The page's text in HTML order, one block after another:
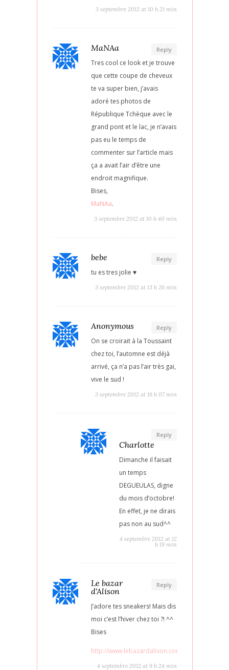
3 septembre 2012 at 10 h 21 min
Reply
MaNAa
Tres cool ce look et je trouve
que cette coupe de cheveux
te va super bien, j’avais
adoré tes photos de
République Tchèque avec le
grand pont et le lac, je n’avais
pas eu le temps de
commenter sur l’article mais
ça a avait l’air d’être une
endroit magnifique.
Bises,
MaNAa.
3 septembre 2012 at 10 h 40 min
Reply
bebe
tu es tres jolie ♥
3 septembre 2012 at 13 h 26 min
Reply
Anonymous
On se croirait à la Toussaint
chez toi, l’automne est déjà
arrivé, ça n’a pas l’air très gai,
vive le sud !
3 septembre 2012 at 16 h 07 min
Reply
Charlotte
Dimanche il faisait
un temps
DEGUEULAS, digne
du mois d’octobre!
En effet, je ne dirais
pas non au sud^^
4 septembre 2012 at 12
h 19 min
Reply
Le bazar
d'Alison
J’adore tes sneakers! Mais dis
moi c’est l’hiver chez toi ?! ^^
Bises
http://www.lebazardalison.com/
4 septembre 2012 at 9 h 24 min